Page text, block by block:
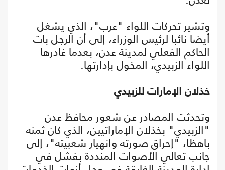
وتشير تحركات اللواء "عرب"، الذي يشغل
أيضا نائبا لرئيس الوزراء، إلى أن الرجل بات
الحاكم الفعلي لمدينة عدن، بعدما غادرها
اللواء الزبيدي، المخول بإدارتها.
خذلان الإمارات للزبيدي
وتحدثت المصادر عن شعور محافظ عدن
"الزبيدي" بخذلان الإماراتيين، الذي كان ثمنه
باهظا، "إحراق صورته وانهيار شعبيته"، إلى
جانب تعالي الأصوات المنددة بفشل في